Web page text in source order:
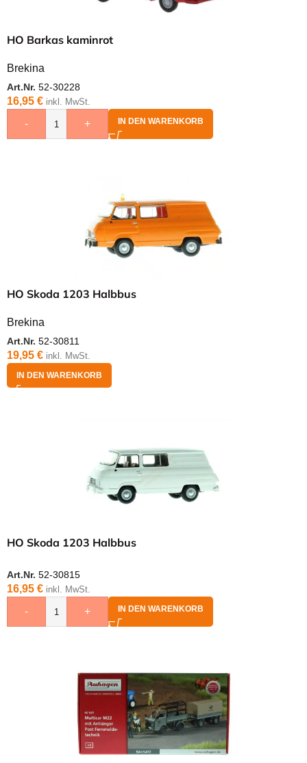
HO Barkas kaminrot
Brekina
Art.Nr. 52-30228
16,95 € inkl. MwSt.
- + IN DEN WARENKORB
HO Skoda 1203 Halbbus
Brekina
Art.Nr. 52-30811
19,95 € inkl. MwSt.
IN DEN WARENKORB
HO Skoda 1203 Halbbus
Art.Nr. 52-30815
16,95 € inkl. MwSt.
- + IN DEN WARENKORB